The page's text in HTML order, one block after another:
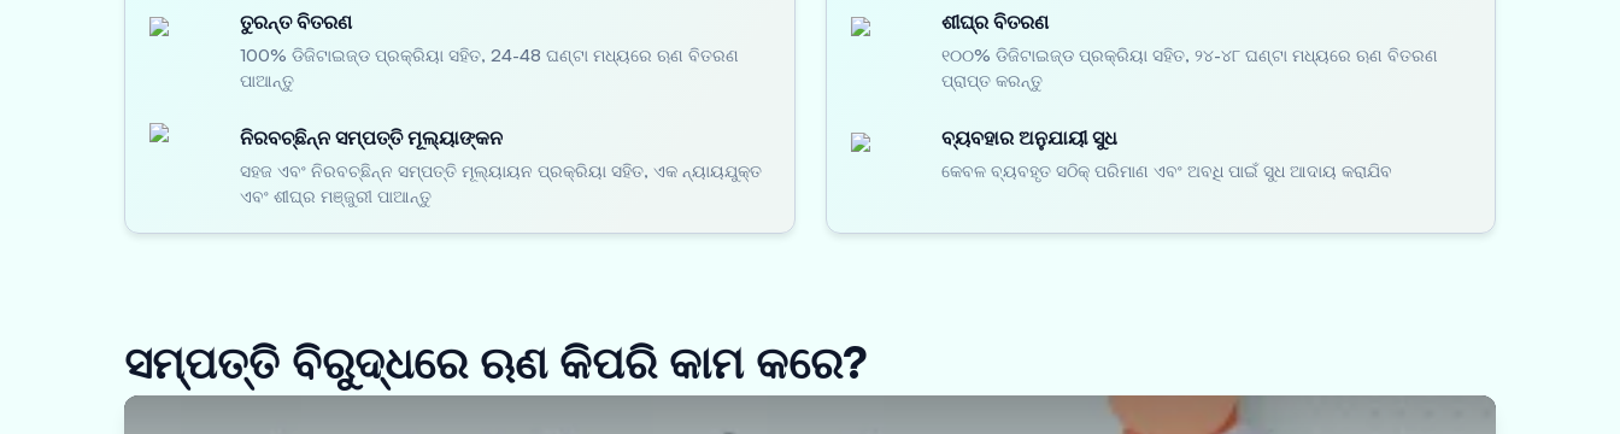
ତୁରନ୍ତ ବିତରଣ
100% ଡିଜିଟାଇଜ୍ଡ ପ୍ରକ୍ରିୟା ସହିତ, 24-48 ଘଣ୍ଟା ମଧ୍ୟରେ ଋଣ ବିତରଣ
ପାଆନ୍ତୁ
ନିରବଚ୍ଛିନ୍ନ ସମ୍ପତ୍ତି ମୂଲ୍ୟାଙ୍କନ
ସହଜ ଏବଂ ନିରବଚ୍ଛିନ୍ନ ସମ୍ପତ୍ତି ମୂଲ୍ୟାୟନ ପ୍ରକ୍ରିୟା ସହିତ, ଏକ ନ୍ୟାୟଯୁକ୍ତ
ଏବଂ ଶୀଘ୍ର ମଞ୍ଜୁରୀ ପାଆନ୍ତୁ
ଶୀଘ୍ର ବିତରଣ
୧୦୦% ଡିଜିଟାଇଜ୍ଡ ପ୍ରକ୍ରିୟା ସହିତ, ୨୪-୪୮ ଘଣ୍ଟା ମଧ୍ୟରେ ଋଣ ବିତରଣ
ପ୍ରାପ୍ତ କରନ୍ତୁ
ବ୍ୟବହାର ଅନୁଯାୟୀ ସୁଧ
କେବଳ ବ୍ୟବହୃତ ସଠିକ୍ ପରିମାଣ ଏବଂ ଅବଧି ପାଇଁ ସୁଧ ଆଦାୟ କରାଯିବ
ସମ୍ପତ୍ତି ବିରୁଦ୍ଧରେ ଋଣ କିପରି କାମ କରେ?